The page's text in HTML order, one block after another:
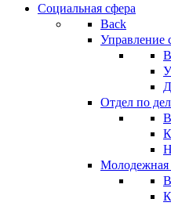
Социальная сфера
Back
Управление
Отдел по
Молодежная